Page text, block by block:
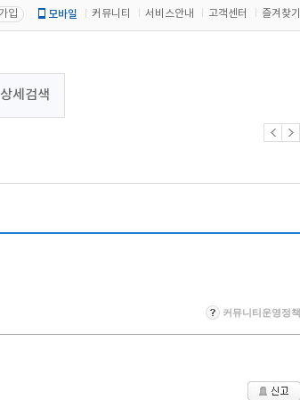
입 모바일 커뮤니티 서비스안내 고객센터 즐겨찾기
상세검색
커뮤니티운영정책